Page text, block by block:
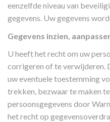
eenzelfde niveau van
gegevens. Uw gegevens
Gegevens inzien,
U heeft het recht om uw
corrigeren of te verwijderen.
uw eventuele toestemming
trekken, bezwaar te maken
persoonsgegevens door
het recht op